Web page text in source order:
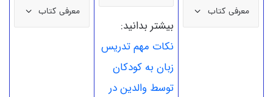
معرفی کتاب
بیشتر بدانید:
نکات مهم تدریس
زبان به کودکان
توسط والدین در
معرفی کتاب